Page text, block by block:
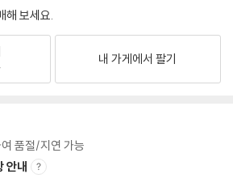
해 보세요.
내 가게에서 팔기
품절/지연 가능
안내